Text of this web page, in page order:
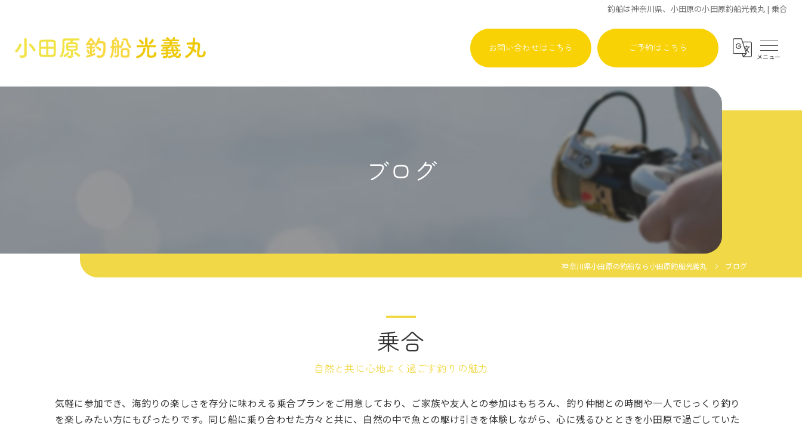
釣船は神奈川県、小田原の小田原釣船光義丸 | 乗合
お問い合わせはこちら ご予約はこちら
ブログ
神奈川県小田原の釣船なら小田原釣船光義丸 ブログ
乗合
自然と共に心地よく過ごす釣りの魅力
気軽に参加でき、海釣りの楽しさを存分に味わえる乗合プランをご用意しており、ご家族や友人との参加はもちろん、釣り仲間との時間や一人でじっくり釣り
を楽しみたい方にもぴったりです。同じ船に乗り合わせた方々と共に、自然の中で魚との駆け引きを体験しながら、心に残るひとときを小田原で過ごしていた